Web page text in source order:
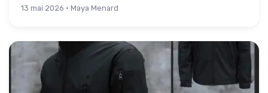
13 mai 2026 · Maya Menard